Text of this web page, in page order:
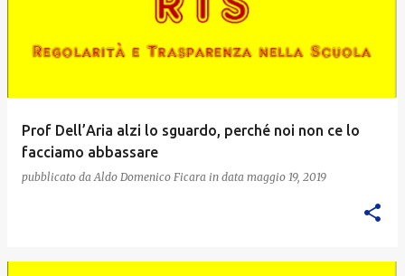
Prof Dell’Aria alzi lo sguardo, perché noi non ce lo
facciamo abbassare
pubblicato da Aldo Domenico Ficara in data maggio 19, 2019